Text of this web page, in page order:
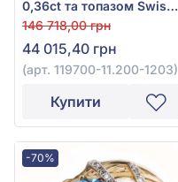
0,36ct та топазом Swiss
Blue 8,19ct із червоного
золота 585°, арт. 119700-
11.200-1203
146 718,00 грн
44 015,40 грн
(арт. 119700-11.200-1203)
Купити
-70%